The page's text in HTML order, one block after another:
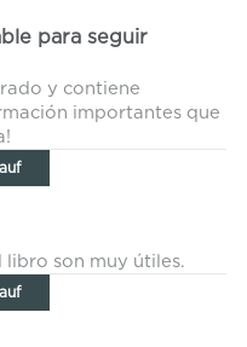
para seguir
y contiene
importantes que
libro son muy útiles.